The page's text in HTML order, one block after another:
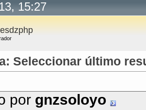
15:27
Seleccionar último
por gnzsoloyo